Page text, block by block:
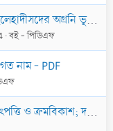
অগ্রনি ভূমিকা - PDF
বই - পিডিএফ
নাম - PDF
এশিয়ার প্রেক্ষিতসহ - PDF